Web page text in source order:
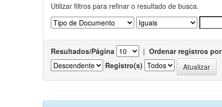
Utilizar filtros para refinar o resultado de busca.
Resultados/Página | Ordenar registros por
Registro(s)